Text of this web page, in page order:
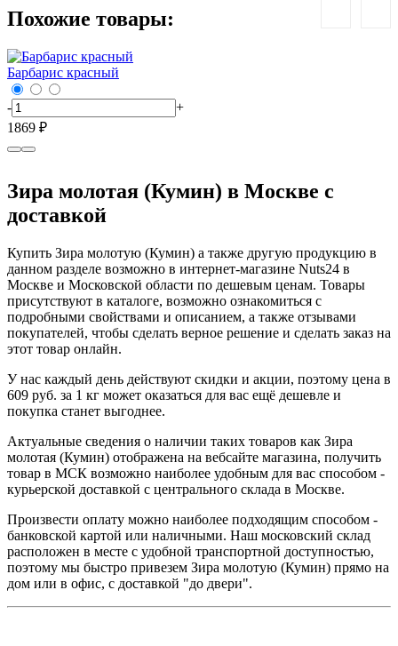
Похожие товары:
Барбарис красный
-
+
1869 ₽
Зира молотая (Кумин) в Москве с
доставкой
Купить Зира молотую (Кумин) а также другую продукцию в
данном разделе возможно в интернет-магазине Nuts24 в
Москве и Московской области по дешевым ценам. Товары
присутствуют в каталоге, возможно ознакомиться с
подробными свойствами и описанием, а также отзывами
покупателей, чтобы сделать верное решение и сделать заказ на
этот товар онлайн.
У нас каждый день действуют скидки и акции, поэтому цена в
609 руб. за 1 кг может оказаться для вас ещё дешевле и
покупка станет выгоднее.
Актуальные сведения о наличии таких товаров как Зира
молотая (Кумин) отображена на вебсайте магазина, получить
товар в МСК возможно наиболее удобным для вас способом -
курьерской доставкой с центрального склада в Москве.
Произвести оплату можно наиболее подходящим способом -
банковской картой или наличными. Наш московский склад
расположен в месте с удобной транспортной доступностью,
поэтому мы быстро привезем Зира молотую (Кумин) прямо на
дом или в офис, с доставкой "до двери".